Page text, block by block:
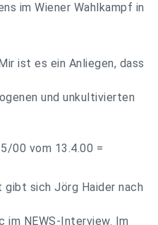
im Wiener Wahlkampf in
ist es ein Anliegen, dass
und unkultivierten
00 vom 13.4.00 =
sich Jörg Haider nach
im NEWS-Interview. Im